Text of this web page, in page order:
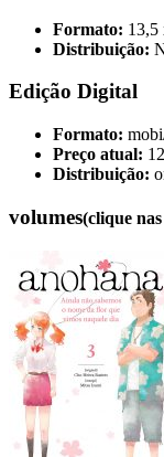
Formato: 13,5
Distribuição:
Edição Digital
Formato:
Preço atual:
Distribuição:
volumes(clique